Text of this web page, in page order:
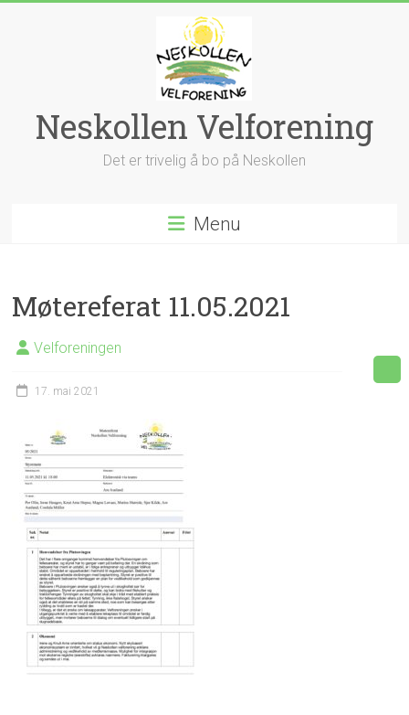
Neskollen Velforening
Det er trivelig å bo på Neskollen
Menu
Møtereferat 11.05.2021
Velforeningen
17. mai 2021